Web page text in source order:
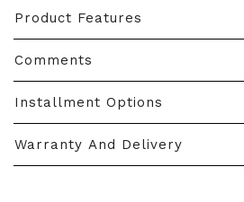
Product Features
Comments
Installment Options
Warranty And Delivery